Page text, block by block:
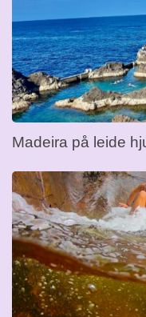
Madeira på leide